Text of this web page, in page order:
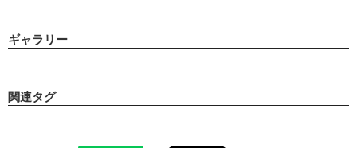
ギャラリー
関連タグ